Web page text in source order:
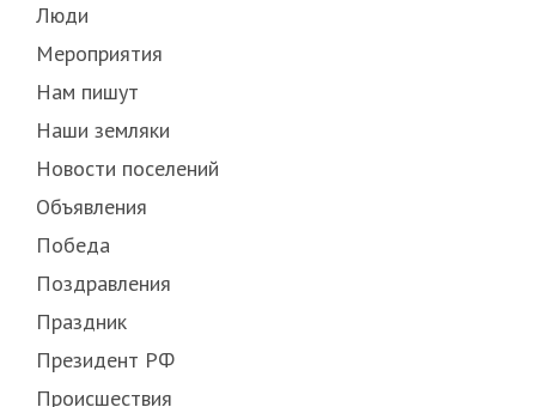
Люди
Мероприятия
Нам пишут
Наши земляки
Новости поселений
Объявления
Победа
Поздравления
Праздник
Президент РФ
Происшествия